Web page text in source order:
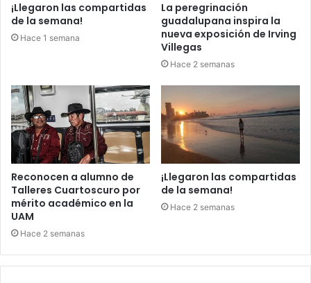
¡Llegaron las compartidas
de la semana!
Hace 1 semana
La peregrinación
guadalupana inspira la
nueva exposición de Irving
Villegas
Hace 2 semanas
Reconocen a alumno de
Talleres Cuartoscuro por
mérito académico en la
UAM
Hace 2 semanas
¡Llegaron las compartidas
de la semana!
Hace 2 semanas